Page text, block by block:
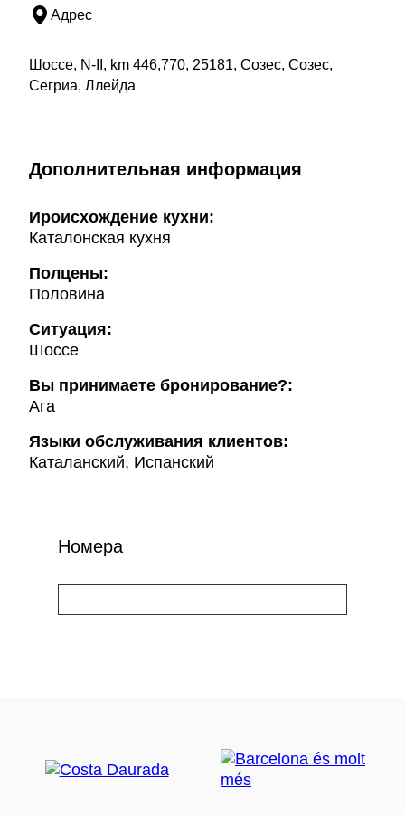
Адрес
Шоссе, N-II, km 446,770, 25181, Созес, Созес,
Сегриа, Ллейда
Дополнительная информация
Ироисхождение кухни:
Каталонская кухня
Полцены:
Половина
Ситуация:
Шоссе
Вы принимаете бронирование?:
Ага
Языки обслуживания клиентов:
Каталанский, Испанский
Номера